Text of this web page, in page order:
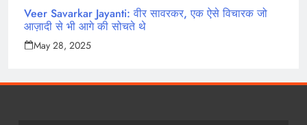
Veer Savarkar Jayanti: वीर सावरकर, एक ऐसे विचारक जो
आज़ादी से भी आगे की सोचते थे
May 28, 2025